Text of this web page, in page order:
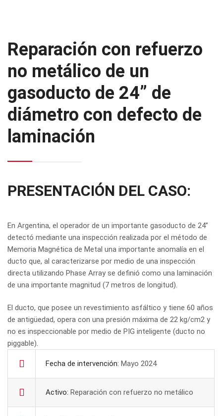
Reparación con refuerzo
no metálico de un
gasoducto de 24” de
diámetro con defecto de
laminación
PRESENTACIÓN DEL CASO:
En Argentina, el operador de un importante gasoducto de 24”
detectó mediante una inspección realizada por el método de
Memoria Magnética de Metal una importante anomalía en el
ducto que, al caracterizarse por medio de una inspección
directa utilizando Phase Array se definió como una laminación
de una importante magnitud (7 metros de longitud).
El ducto, que posee un revestimiento asfáltico y tiene 60 años
de antigüedad, opera con una presión máxima de 22 kg/cm2 y
no es inspeccionable por medio de PIG inteligente (ducto no
piggable).
Fecha de intervención: Mayo 2024
Activo: Reparación con refuerzo no metálico